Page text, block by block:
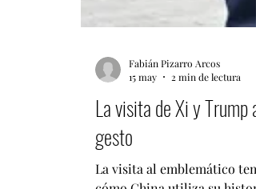
Fabián Pizarro Arcos
15 may
2 min de lectura
La visita de Xi y
gesto